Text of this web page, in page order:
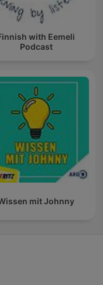
with Eemeli
Podcast
mit Johnny